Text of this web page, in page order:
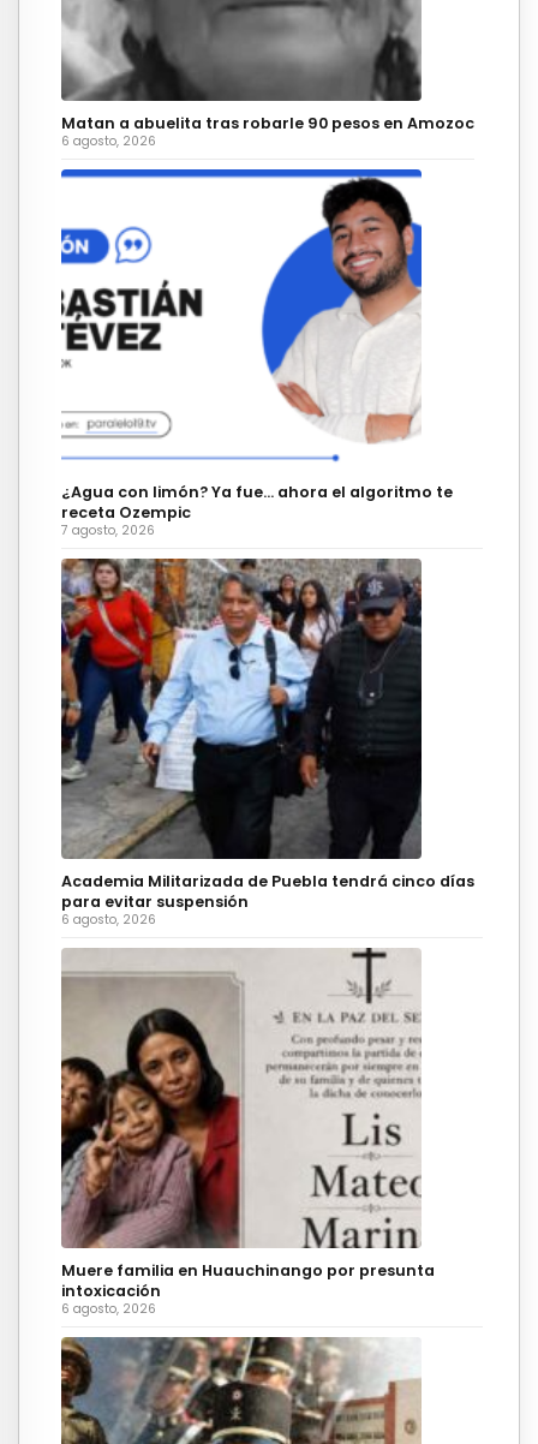
Matan a abuelita tras robarle 90 pesos en Amozoc
6 agosto, 2026
¿Agua con limón? Ya fue… ahora el algoritmo te
receta Ozempic
7 agosto, 2026
Academia Militarizada de Puebla tendrá cinco días
para evitar suspensión
6 agosto, 2026
Muere familia en Huauchinango por presunta
intoxicación
6 agosto, 2026